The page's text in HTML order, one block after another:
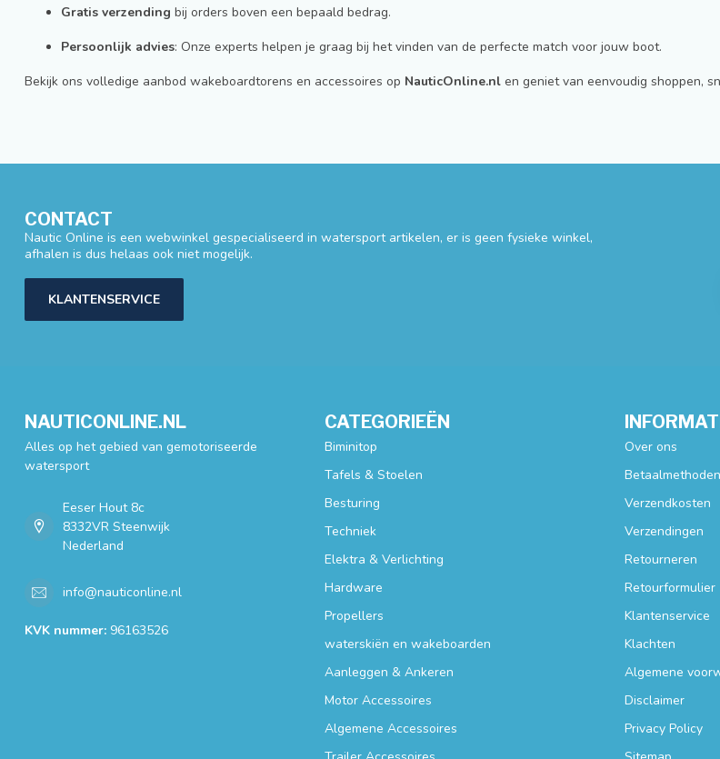
Gratis verzending bij orders boven een bepaald bedrag.
Persoonlijk advies: Onze experts helpen je graag bij het vinden van de perfecte match voor jouw boot.
Bekijk ons volledige aanbod wakeboardtorens en accessoires op NauticOnline.nl en geniet van eenvoudig shoppen,
CONTACT
Nautic Online is een webwinkel gespecialiseerd in watersport artikelen, er is geen fysieke winkel,
afhalen is dus helaas ook niet mogelijk.
KLANTENSERVICE
NAUTICONLINE.NL
Alles op het gebied van gemotoriseerde
watersport
Eeser Hout 8c
8332VR Steenwijk
Nederland
info@nauticonline.nl
KVK nummer: 96163526
CATEGORIEËN
Biminitop
Tafels & Stoelen
Besturing
Techniek
Elektra & Verlichting
Hardware
Propellers
waterskiën en wakeboarden
Aanleggen & Ankeren
Motor Accessoires
Algemene Accessoires
Over ons
Betaalmethoden
Verzendkosten
Verzendingen
Retourneren
Retourformulier
Klantenservice
Klachten
Algemene
Disclaimer
Privacy Policy